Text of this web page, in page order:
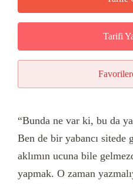
Tarifi
“Bunda ne var ki, bu da
Ben de bir yabancı sitede
aklımın ucuna bile
yapmak. O zaman